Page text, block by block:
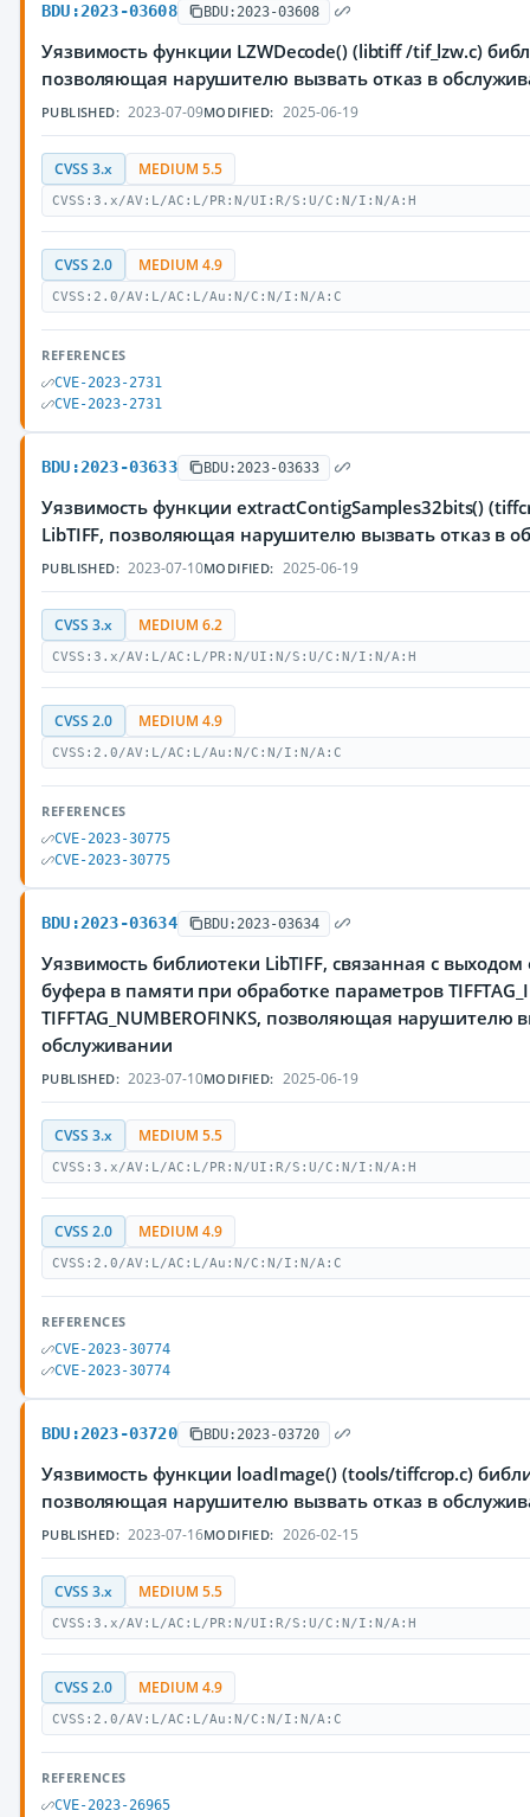
BDU:2023-03608 BDU:2023-03608
Уязвимость функции LZWDecode() (libtiff /tif_lzw.c)
позволяющая нарушителю вызвать отказ в
PUBLISHED: 2023-07-09MODIFIED: 2025-06-19
CVSS 3.x MEDIUM 5.5
CVSS:3.x/AV:L/AC:L/PR:N/UI:R/S:U/C:N/I:N/A:H
CVSS 2.0 MEDIUM 4.9
CVSS:2.0/AV:L/AC:L/Au:N/C:N/I:N/A:C
REFERENCES
CVE-2023-2731
CVE-2023-2731
BDU:2023-03633 BDU:2023-03633
Уязвимость функции extractContigSamples32bits()
LibTIFF, позволяющая нарушителю вызвать отказ в
PUBLISHED: 2023-07-10MODIFIED: 2025-06-19
CVSS 3.x MEDIUM 6.2
CVSS:3.x/AV:L/AC:L/PR:N/UI:N/S:U/C:N/I:N/A:H
CVSS 2.0 MEDIUM 4.9
CVSS:2.0/AV:L/AC:L/Au:N/C:N/I:N/A:C
REFERENCES
CVE-2023-30775
CVE-2023-30775
BDU:2023-03634 BDU:2023-03634
Уязвимость библиотеки LibTIFF, связанная с
буфера в памяти при обработке параметров
TIFFTAG_NUMBEROFINKS, позволяющая нарушителю
обслуживании
PUBLISHED: 2023-07-10MODIFIED: 2025-06-19
CVSS 3.x MEDIUM 5.5
CVSS:3.x/AV:L/AC:L/PR:N/UI:R/S:U/C:N/I:N/A:H
CVSS 2.0 MEDIUM 4.9
CVSS:2.0/AV:L/AC:L/Au:N/C:N/I:N/A:C
REFERENCES
CVE-2023-30774
CVE-2023-30774
BDU:2023-03720 BDU:2023-03720
Уязвимость функции loadImage() (tools/tiffcrop.c)
позволяющая нарушителю вызвать отказ в
PUBLISHED: 2023-07-16MODIFIED: 2026-02-15
CVSS 3.x MEDIUM 5.5
CVSS:3.x/AV:L/AC:L/PR:N/UI:R/S:U/C:N/I:N/A:H
CVSS 2.0 MEDIUM 4.9
CVSS:2.0/AV:L/AC:L/Au:N/C:N/I:N/A:C
REFERENCES
CVE-2023-26965